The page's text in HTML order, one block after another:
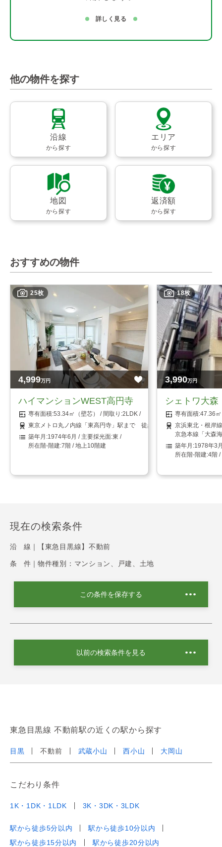
詳しく見る
他の物件を探す
沿線
から探す
エリア
から探す
地図
から探す
返済額
から探す
おすすめの物件
25枚
4,999万円
ハイマンションWEST高円寺
53.34㎡（壁芯）
2LDK
東京メトロ丸ノ内線「東高円寺」駅まで 徒歩1分
1974年6月
東
7階 / 地上10階建
18枚
3,990万円
シェトワ大森
47.36
京浜東北・根岸
京急本線「大森
1978年3
4階 /
現在の検索条件
沿 線｜ 【東急目黒線】不動前
条 件｜ 物件種別：マンション、戸建、土地
この条件を保存する
以前の検索条件を見る
東急目黒線 不動前駅の近くの駅から探す
目黒 不動前 武蔵小山 西小山 大岡山
こだわり条件
1K・1DK・1LDK 3K・3DK・3LDK
駅から徒歩5分以内
駅から徒歩10分以内
駅から徒歩15分以内
駅から徒歩20分以内